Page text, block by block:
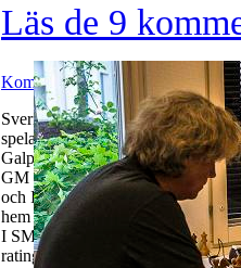
Kommentera
Sverigemästarklassen och övriga
spelare kämpar om
Galperin, IM Isak Storme, IM
GM Tiger Hillarp Persson., IM
och IM Axel Falkevall. SM-
hem segern men det skulle inte
I SM-sammanhang brukar
ratingtoppar. Mästar-Elit: IM
Läs de 9